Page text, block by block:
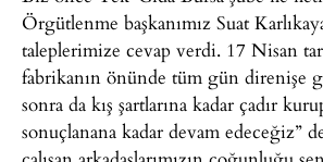
Örgütlenme başkanımız Suat
taleplerimize cevap verdi. 17 Nisan
fabrikanın önünde tüm gün direnişe
sonra da kış şartlarına kadar çadır
sonuçlanana kadar devam edeceğiz”